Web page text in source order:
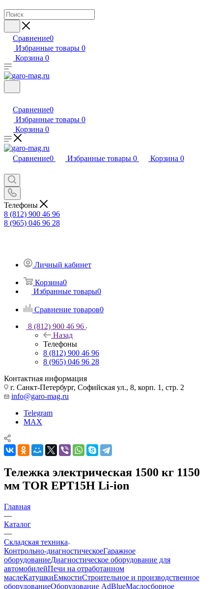
Сравнение0
Избранные товары 0
Корзина 0
Сравнение0
Избранные товары 0
Корзина 0
Сравнение0 Избранные товары 0 Корзина 0
Телефоны
8 (812) 900 46 96
8 (965) 046 96 28
Личный кабинет
Корзина0
Избранные товары0
Сравнение товаров0
8 (812) 900 46 96
Назад
Телефоны
8 (812) 900 46 96
8 (965) 046 96 28
Контактная информация
г. Санкт-Петербург, Софийская ул., 8, корп. 1, стр. 2
info@garo-mag.ru
Telegram
MAX
Тележка электрическая 1500 кг 1150
мм TOR EPT15H Li-ion
Главная
—
Каталог
—
Складская техника
Контрольно-диагностическоеГаражное
оборудованиеДиагностическое оборудование для
автомобилейПечи на отработанном
маслеКатушкиЕмкостиСтроительное и производственное
оборудованиеОборудование AdBlueМаслосборное